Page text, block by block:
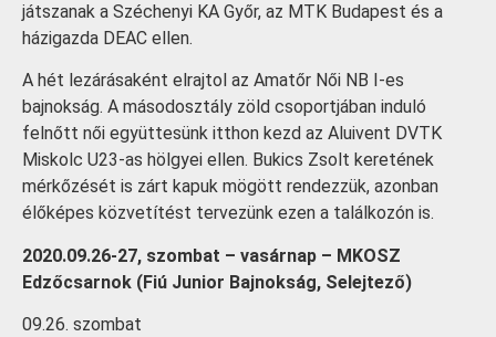
játszanak a Széchenyi KA Győr, az MTK Budapest és a
házigazda DEAC ellen.
A hét lezárásaként elrajtol az Amatőr Női NB I-es
bajnokság. A másodosztály zöld csoportjában induló
felnőtt női együttesünk itthon kezd az Aluivent DVTK
Miskolc U23-as hölgyei ellen. Bukics Zsolt keretének
mérkőzését is zárt kapuk mögött rendezzük, azonban
élőképes közvetítést tervezünk ezen a találkozón is.
2020.09.26-27, szombat – vasárnap – MKOSZ
Edzőcsarnok (Fiú Junior Bajnokság, Selejtező)
09.26. szombat